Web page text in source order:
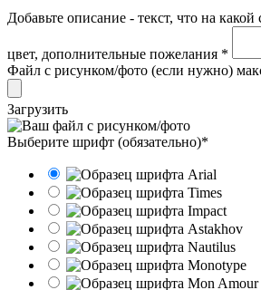
Добавьте описание - текст, что на какой
цвет, дополнительные пожелания *
Файл с рисунком/фото (если нужно)
Загрузить
Выберите шрифт (обязательно)*